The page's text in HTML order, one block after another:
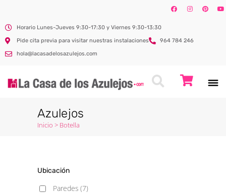
Horario Lunes-Jueves 9:30-17:30 y Viernes 9:30-13:30
Pide cita previa para visitar nuestras instalaciones
964 784 246
hola@lacasadelosazulejos.com
Azulejos
Inicio > Botella
Ubicación
Paredes (7)